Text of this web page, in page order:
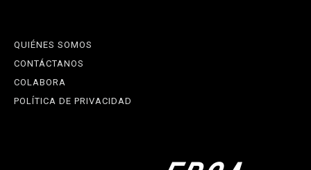
QUIÉNES SOMOS
CONTÁCTANOS
COLABORA
POLÍTICA DE PRIVACIDAD